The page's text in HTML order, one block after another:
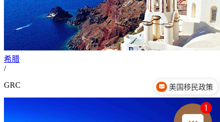
希腊
/
GRC
移民费用介绍